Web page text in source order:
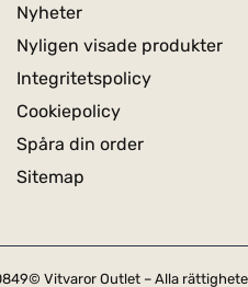
Nyheter
Nyligen visade produkter
Integritetspolicy
Cookiepolicy
Spåra din order
Sitemap
© Vitvaror Outlet – Alla